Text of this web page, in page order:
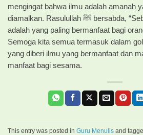
mengingat bahwa ilmu adalah amanah
diamalkan. Rasulullah ﷺ bersabda, “Sebaik-baik manusia
adalah yang paling bermanfaat bagi
Semoga kita semua termasuk dalam
yang diberi ilmu yang bermanfaat dan
manfaat bagi sesama.
This entry was posted in Guru Menulis and